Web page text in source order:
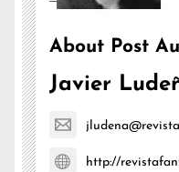
About Post
Javier
http://